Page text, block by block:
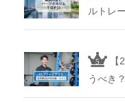
ルトレ
うべき